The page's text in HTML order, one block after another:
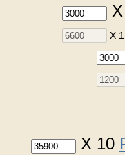
X 1
X 10